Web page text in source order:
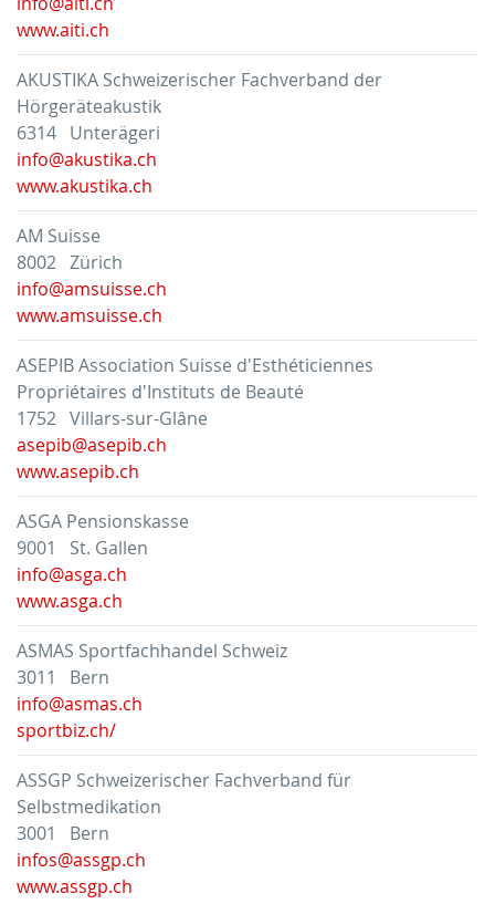
www.aiti.ch
AKUSTIKA Schweizerischer Fachverband der
Hörgeräteakustik
6314 Unterägeri
info@akustika.ch
www.akustika.ch
AM Suisse
8002 Zürich
info@amsuisse.ch
www.amsuisse.ch
ASEPIB Association Suisse d'Esthéticiennes
Propriétaires d'Instituts de Beauté
1752 Villars-sur-Glâne
asepib@asepib.ch
www.asepib.ch
ASGA Pensionskasse
9001 St. Gallen
info@asga.ch
www.asga.ch
ASMAS Sportfachhandel Schweiz
3011 Bern
info@asmas.ch
sportbiz.ch/
ASSGP Schweizerischer Fachverband für
Selbstmedikation
3001 Bern
infos@assgp.ch
www.assgp.ch